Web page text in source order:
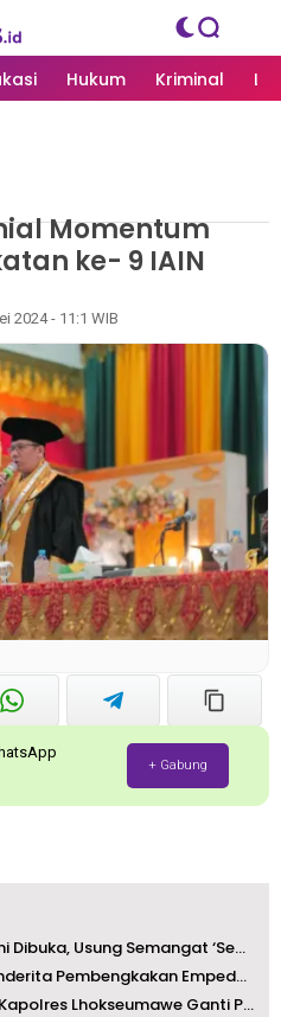
Hukum Kriminal
Momentum
ke- 9 IAIN
2024 - 11:1 WIB
+ Gabung
Dies Natalis Ke-IV UNBP Resmi Dibuka, Usung Semangat ‘Sem...
Ekspresi Bahagia Dek Aqil Penderita Pembengkakan Empedu, ...
ELCC Aceh Apresiasi Inovasi Kapolres Lhokseumawe Ganti Pa...